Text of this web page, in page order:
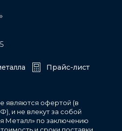
Прайс-лист
являются офертой (в
и не влекут за собой
Металл» по заключению